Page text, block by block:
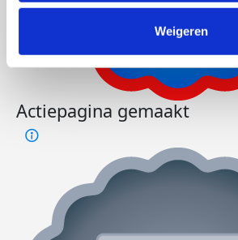
Weigeren
Actiepagina gemaakt